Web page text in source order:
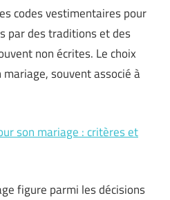
codes vestimentaires pour
par des traditions et des
non écrites. Le choix
souvent associé à
son mariage : critères et
figure parmi les décisions